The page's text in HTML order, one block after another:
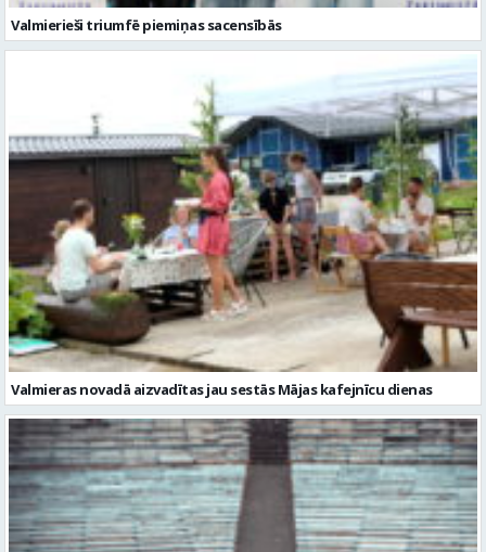
Valmierieši triumfē piemiņas sacensībās
Valmieras novadā aizvadītas jau sestās Mājas kafejnīcu dienas